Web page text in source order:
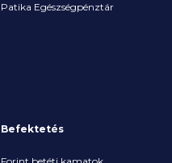
Patika Egészségpénztár
Befektetés